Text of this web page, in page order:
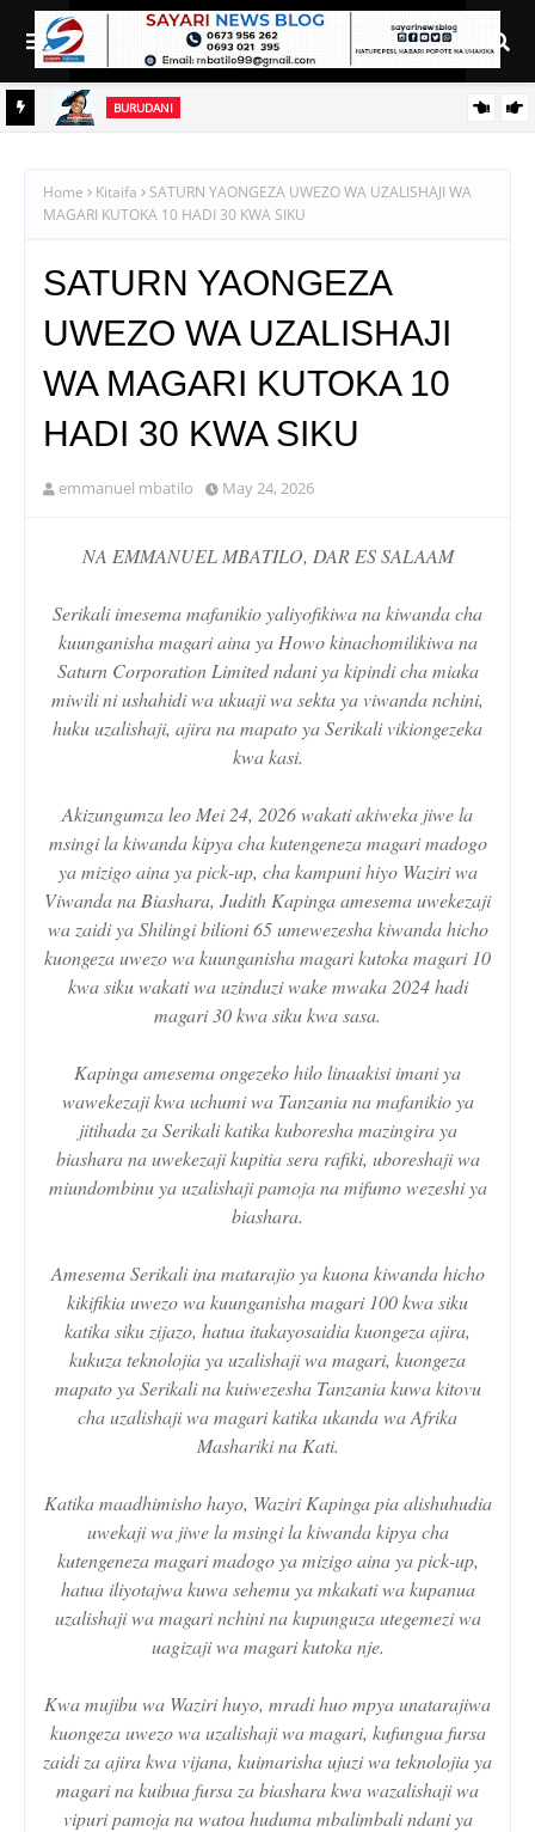
BURUDANI
Home Kitaifa
SATURN YAONGEZA UWEZO WA UZALISHAJI WA
MAGARI KUTOKA 10 HADI 30 KWA SIKU
SATURN YAONGEZA
UWEZO WA UZALISHAJI
WA MAGARI KUTOKA 10
HADI 30 KWA SIKU
emmanuel mbatilo May 24, 2026
NA EMMANUEL MBATILO, DAR ES SALAAM
Serikali imesema mafanikio yaliyofikiwa na kiwanda cha
kuunganisha magari aina ya Howo kinachomilikiwa na
Saturn Corporation Limited ndani ya kipindi cha miaka
miwili ni ushahidi wa ukuaji wa sekta ya viwanda nchini,
huku uzalishaji, ajira na mapato ya Serikali vikiongezeka
kwa kasi.
Akizungumza leo Mei 24, 2026 wakati akiweka jiwe la
msingi la kiwanda kipya cha kutengeneza magari madogo
ya mizigo aina ya pick-up, cha kampuni hiyo Waziri wa
Viwanda na Biashara, Judith Kapinga amesema uwekezaji
wa zaidi ya Shilingi bilioni 65 umewezesha kiwanda hicho
kuongeza uwezo wa kuunganisha magari kutoka magari 10
kwa siku wakati wa uzinduzi wake mwaka 2024 hadi
magari 30 kwa siku kwa sasa.
Kapinga amesema ongezeko hilo linaakisi imani ya
wawekezaji kwa uchumi wa Tanzania na mafanikio ya
jitihada za Serikali katika kuboresha mazingira ya
biashara na uwekezaji kupitia sera rafiki, uboreshaji wa
miundombinu ya uzalishaji pamoja na mifumo wezeshi ya
biashara.
Amesema Serikali ina matarajio ya kuona kiwanda hicho
kikifikia uwezo wa kuunganisha magari 100 kwa siku
katika siku zijazo, hatua itakayosaidia kuongeza ajira,
kukuza teknolojia ya uzalishaji wa magari, kuongeza
mapato ya Serikali na kuiwezesha Tanzania kuwa kitovu
cha uzalishaji wa magari katika ukanda wa Afrika
Mashariki na Kati.
Katika maadhimisho hayo, Waziri Kapinga pia alishuhudia
uwekaji wa jiwe la msingi la kiwanda kipya cha
kutengeneza magari madogo ya mizigo aina ya pick-up,
hatua iliyotajwa kuwa sehemu ya mkakati wa kupanua
uzalishaji wa magari nchini na kupunguza utegemezi wa
uagizaji wa magari kutoka nje.
Kwa mujibu wa Waziri huyo, mradi huo mpya unatarajiwa
kuongeza uwezo wa uzalishaji wa magari, kufungua fursa
zaidi za ajira kwa vijana, kuimarisha ujuzi wa teknolojia ya
magari na kuibua fursa za biashara kwa wazalishaji wa
vipuri pamoja na watoa huduma mbalimbali ndani ya